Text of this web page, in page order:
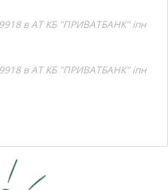
в АТ КБ "ПРИВАТБАНК" іпн
в АТ КБ "ПРИВАТБАНК" іпн